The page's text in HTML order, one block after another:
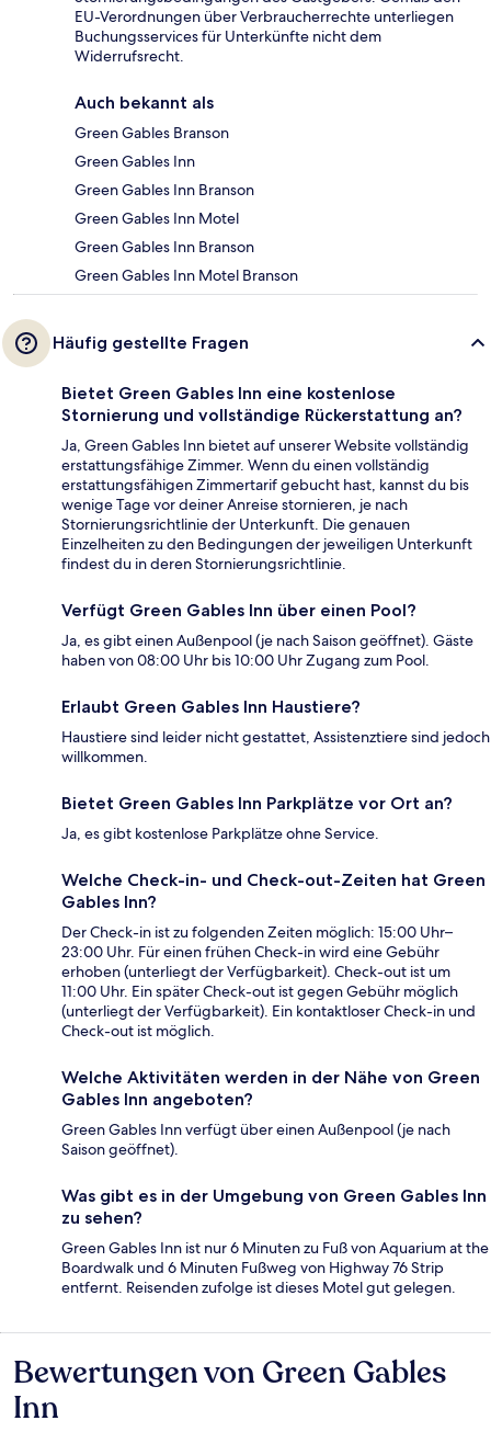
EU-Verordnungen über Verbraucherrechte unterliegen
Buchungsservices für Unterkünfte nicht dem
Widerrufsrecht.
Auch bekannt als
Green Gables Branson
Green Gables Inn
Green Gables Inn Branson
Green Gables Inn Motel
Green Gables Inn Branson
Green Gables Inn Motel Branson
Häufig gestellte Fragen
Bietet Green Gables Inn eine kostenlose
Stornierung und vollständige Rückerstattung an?
Ja, Green Gables Inn bietet auf unserer Website vollständig
erstattungsfähige Zimmer. Wenn du einen vollständig
erstattungsfähigen Zimmertarif gebucht hast, kannst du bis
wenige Tage vor deiner Anreise stornieren, je nach
Stornierungsrichtlinie der Unterkunft. Die genauen
Einzelheiten zu den Bedingungen der jeweiligen Unterkunft
findest du in deren Stornierungsrichtlinie.
Verfügt Green Gables Inn über einen Pool?
Ja, es gibt einen Außenpool (je nach Saison geöffnet). Gäste
haben von 08:00 Uhr bis 10:00 Uhr Zugang zum Pool.
Erlaubt Green Gables Inn Haustiere?
Haustiere sind leider nicht gestattet, Assistenztiere sind jedoch
willkommen.
Bietet Green Gables Inn Parkplätze vor Ort an?
Ja, es gibt kostenlose Parkplätze ohne Service.
Welche Check-in- und Check-out-Zeiten hat Green
Gables Inn?
Der Check-in ist zu folgenden Zeiten möglich: 15:00 Uhr–
23:00 Uhr. Für einen frühen Check-in wird eine Gebühr
erhoben (unterliegt der Verfügbarkeit). Check-out ist um
11:00 Uhr. Ein später Check-out ist gegen Gebühr möglich
(unterliegt der Verfügbarkeit). Ein kontaktloser Check-in und
Check-out ist möglich.
Welche Aktivitäten werden in der Nähe von Green
Gables Inn angeboten?
Green Gables Inn verfügt über einen Außenpool (je nach
Saison geöffnet).
Was gibt es in der Umgebung von Green Gables Inn
zu sehen?
Green Gables Inn ist nur 6 Minuten zu Fuß von Aquarium at the
Boardwalk und 6 Minuten Fußweg von Highway 76 Strip
entfernt. Reisenden zufolge ist dieses Motel gut gelegen.
Bewertungen
Bewertungen von Green Gables
Inn